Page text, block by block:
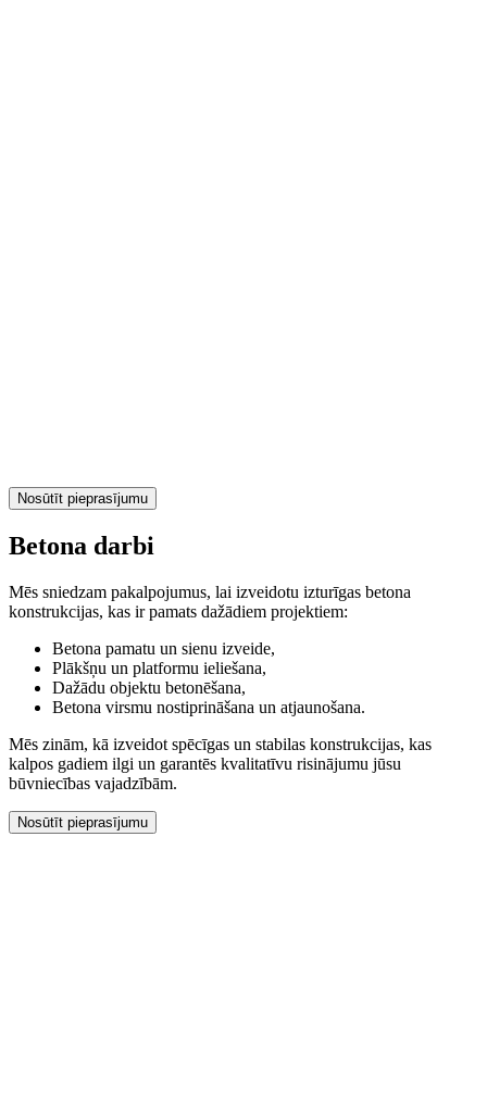
Nosūtīt pieprasījumu
Betona darbi
Mēs sniedzam pakalpojumus, lai izveidotu izturīgas betona
konstrukcijas, kas ir pamats dažādiem projektiem:
Betona pamatu un sienu izveide,
Plākšņu un platformu ieliešana,
Dažādu objektu betonēšana,
Betona virsmu nostiprināšana un atjaunošana.
Mēs zinām, kā izveidot spēcīgas un stabilas konstrukcijas, kas
kalpos gadiem ilgi un garantēs kvalitatīvu risinājumu jūsu
būvniecības vajadzībām.
Nosūtīt pieprasījumu